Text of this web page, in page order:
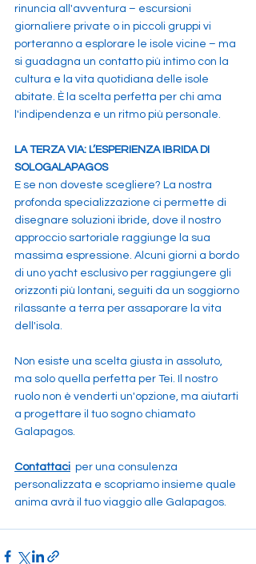
rinuncia all'avventura – escursioni
giornaliere private o in piccoli gruppi vi
porteranno a esplorare le isole vicine – ma
si guadagna un contatto più intimo con la
cultura e la vita quotidiana delle isole
abitate. È la scelta perfetta per chi ama
l'indipendenza e un ritmo più personale.
LA TERZA VIA: L’ESPERIENZA IBRIDA DI
SOLOGALAPAGOS
E se non doveste scegliere? La nostra
profonda specializzazione ci permette di
disegnare soluzioni ibride, dove il nostro
approccio sartoriale raggiunge la sua
massima espressione. Alcuni giorni a bordo
di uno yacht esclusivo per raggiungere gli
orizzonti più lontani, seguiti da un soggiorno
rilassante a terra per assaporare la vita
dell'isola.
Non esiste una scelta giusta in assoluto,
ma solo quella perfetta per Tei. Il nostro
ruolo non è venderti un'opzione, ma aiutarti
a progettare il tuo sogno chiamato
Galapagos.
Contattaci per una consulenza
personalizzata e scopriamo insieme quale
anima avrà il tuo viaggio alle Galapagos.